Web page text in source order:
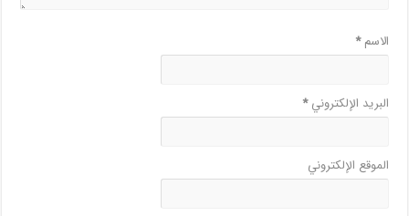
الاسم*
البريد الإلكتروني*
الموقع الإلكتروني